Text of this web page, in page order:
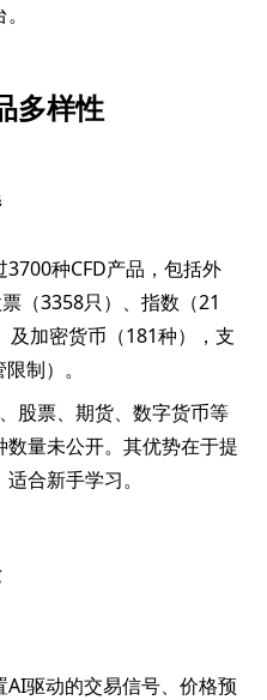
多样性
3700种CFD产品，包括外
（3358只）、指数（21
及加密货币（181种），支
制）。
股票、期货、数字货币等
量未公开。其优势在于提
合新手学习。
AI驱动的交易信号、价格预